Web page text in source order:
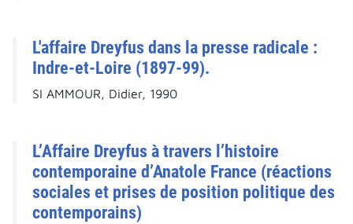
L'affaire Dreyfus dans la presse radicale :
Indre-et-Loire (1897-99).
SI AMMOUR, Didier, 1990
L’Affaire Dreyfus à travers l’histoire
contemporaine d’Anatole France (réactions
sociales et prises de position politique des
contemporains)